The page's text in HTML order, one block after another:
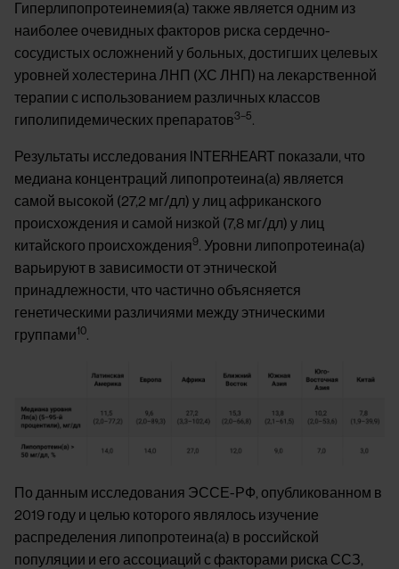
Гиперлипопротеинемия(а) также является одним из
наиболее очевидных факторов риска сердечно-
сосудистых осложнений у больных, достигших целевых
уровней холестерина ЛНП (ХС ЛНП) на лекарственной
терапии с использованием различных классов
гиполипидемических препаратов3–5.
Результаты исследования INTERHEART показали, что
медиана концентраций липопротеина(a) является
самой высокой (27,2 мг/дл) у лиц африканского
происхождения и самой низкой (7,8 мг/дл) у лиц
китайского происхождения9. Уровни липопротеина(a)
варьируют в зависимости от этнической
принадлежности, что частично объясняется
генетическими различиями между этническими
группами10.
По данным исследования ЭССЕ-РФ, опубликованном в
2019 году и целью которого являлось изучение
распределения липопротеина(a) в российской
популяции и его ассоциаций с факторами риска ССЗ,